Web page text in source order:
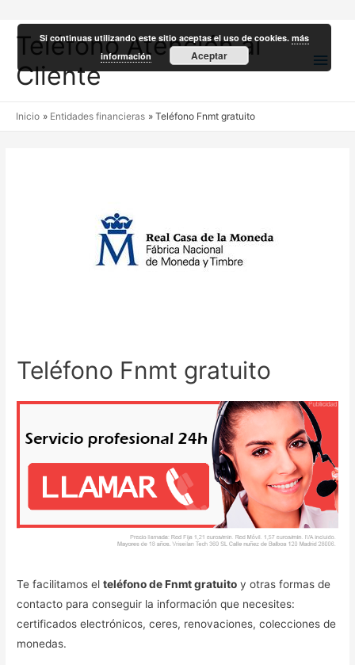
Teléfono Atención al
Cliente
Inicio Entidades financieras Teléfono Fnmt gratuito
Teléfono Fnmt gratuito
Te facilitamos elteléfono de Fnmt gratuito y otras formas de
contacto para conseguir la información que necesites:
certificados electrónicos, ceres, renovaciones, colecciones de
monedas.
Si continuas utilizando este sitio aceptas el uso de cookies.más
información
Aceptar